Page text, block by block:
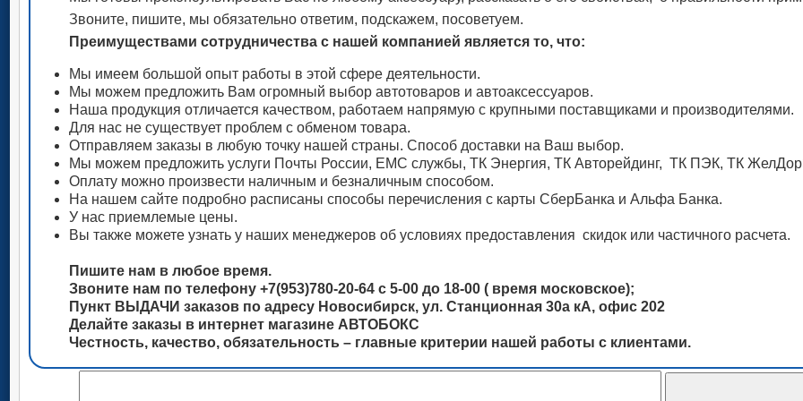
Звоните, пишите, мы обязательно ответим, подскажем, посоветуем.
Преимуществами сотрудничества с нашей компанией является то, что:
Мы имеем большой опыт работы в этой сфере деятельности.
Мы можем предложить Вам огромный выбор автотоваров и автоаксессуаров.
Наша продукция отличается качеством, работаем напрямую с крупными поставщиками и производителями.
Для нас не существует проблем с обменом товара.
Отправляем заказы в любую точку нашей страны. Способ доставки на Ваш выбор.
Мы можем предложить услуги Почты России, ЕМС службы, ТК Энергия, ТК Авторейдинг, ТК ПЭК, ТК
Оплату можно произвести наличным и безналичным способом.
На нашем сайте подробно расписаны способы перечисления с карты СберБанка и Альфа Банка.
У нас приемлемые цены.
Вы также можете узнать у наших менеджеров об условиях предоставления скидок или частичного расчета.
Пишите нам в любое время.
Звоните нам по телефону +7(953)780-20-64 с 5-00 до 18-00 ( время московское);
Пункт ВЫДАЧИ заказов по адресу Новосибирск, ул. Станционная 30а кА, офис 202
Делайте заказы в интернет магазине АВТОБОКС
Честность, качество, обязательность – главные критерии нашей работы с клиентами.